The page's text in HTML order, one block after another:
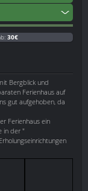
30€
Bergblick und
Ferienhaus auf
gut aufgehoben, da
Ferienhaus ein
in der "